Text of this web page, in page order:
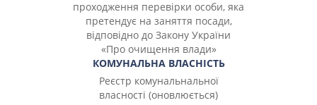
проходження перевірки особи, яка
претендує на заняття посади,
відповідно до Закону України
«Про очищення влади»
КОМУНАЛЬНА ВЛАСНІСТЬ
Реєстр комунальнальної
власності (оновлюється)